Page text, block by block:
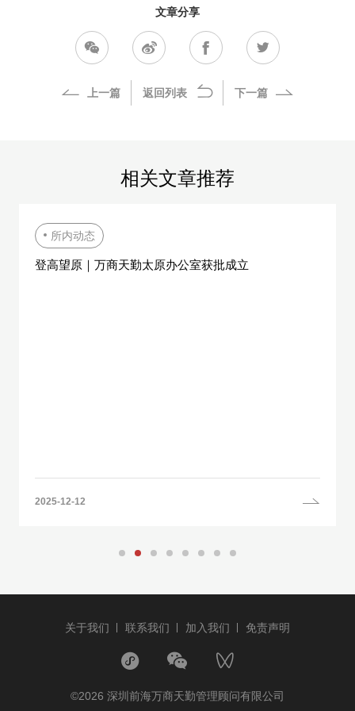
文章分享
上一篇 返回列表 下一篇
相关文章推荐
所内动态
登高望原｜万商天勤太原办公室获批成立
2025-12-12
关于我们 联系我们 加入我们 免责声明
©2026 深圳前海万商天勤管理顾问有限公司